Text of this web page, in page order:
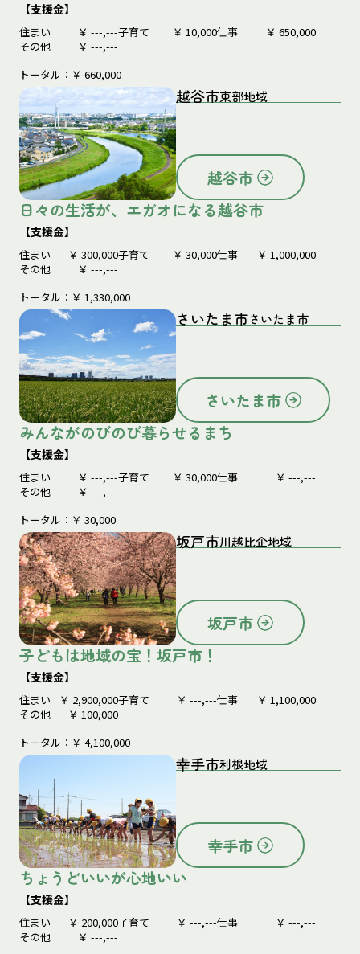
【支援金】
住まい ￥ ---,---子育て ￥ 10,000仕事 ￥ 650,000
その他
￥ ---,---
トータル：￥ 660,000
越谷市東部地域
越谷市
日々の生活が、エガオになる越谷市
【支援金】
住まい ￥ 300,000子育て ￥ 30,000仕事 ￥ 1,000,000
その他
￥ ---,---
トータル：￥ 1,330,000
さいたま市さいたま市
さいたま市
みんながのびのび暮らせるまち
【支援金】
住まい ￥ ---,---子育て ￥ 30,000仕事 ￥ ---,---
その他
￥ ---,---
トータル：￥ 30,000
坂戸市川越比企地域
坂戸市
子どもは地域の宝！坂戸市！
【支援金】
住まい ￥ 2,900,000子育て ￥ ---,---仕事 ￥ 1,100,000
その他
￥ 100,000
トータル：￥ 4,100,000
幸手市利根地域
幸手市
ちょうどいいが心地いい
【支援金】
住まい ￥ 200,000子育て ￥ ---,---仕事 ￥ ---,---
その他
￥ ---,---